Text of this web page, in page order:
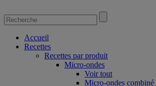
Accueil
Recettes
Recettes par produit
Micro-ondes
Voir tout
Micro-ondes combiné